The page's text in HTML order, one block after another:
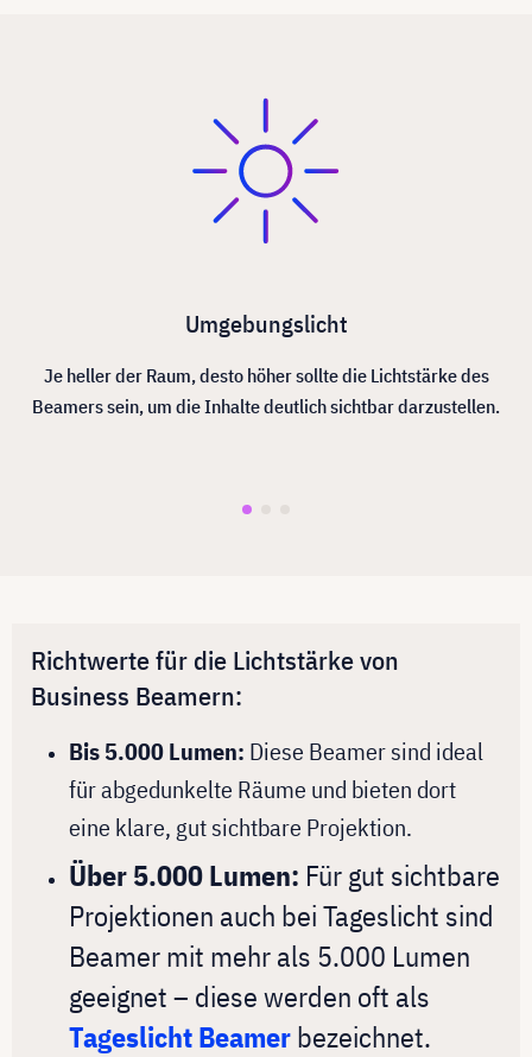
Umgebungslicht
Je heller der Raum, desto höher sollte die Lichtstärke des
Beamers sein, um die Inhalte deutlich sichtbar darzustellen.
Richtwerte für die Lichtstärke von
Business Beamern:
Bis 5.000 Lumen: Diese Beamer sind ideal
für abgedunkelte Räume und bieten dort
eine klare, gut sichtbare Projektion.
Über 5.000 Lumen: Für gut sichtbare
Projektionen auch bei Tageslicht sind
Beamer mit mehr als 5.000 Lumen
geeignet – diese werden oft als
Tageslicht Beamerbezeichnet.